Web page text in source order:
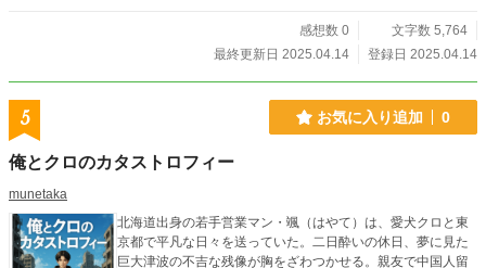
感想数 0
文字数 5,764
最終更新日 2025.04.14
登録日 2025.04.14
5 お気に入り追加 0
俺とクロのカタストロフィー
munetaka
北海道出身の若手営業マン・颯（はやて）は、愛犬クロと東
京都で平凡な日々を送っていた。二日酔いの休日、夢に見た
巨大津波の不吉な残像が胸をざわつかせる。親友で中国人留